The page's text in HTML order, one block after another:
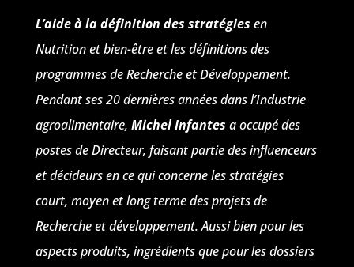
L’aide à la définition des stratégies en
Nutrition et bien-être et les définitions des
programmes de Recherche et Développement.
Pendant ses 20 dernières années dans l’Industrie
agroalimentaire, Michel Infantes a occupé des
postes de Directeur, faisant partie des influenceurs
et décideurs en ce qui concerne les stratégies
court, moyen et long terme des projets de
Recherche et développement. Aussi bien pour les
aspects produits, ingrédients que pour les dossiers